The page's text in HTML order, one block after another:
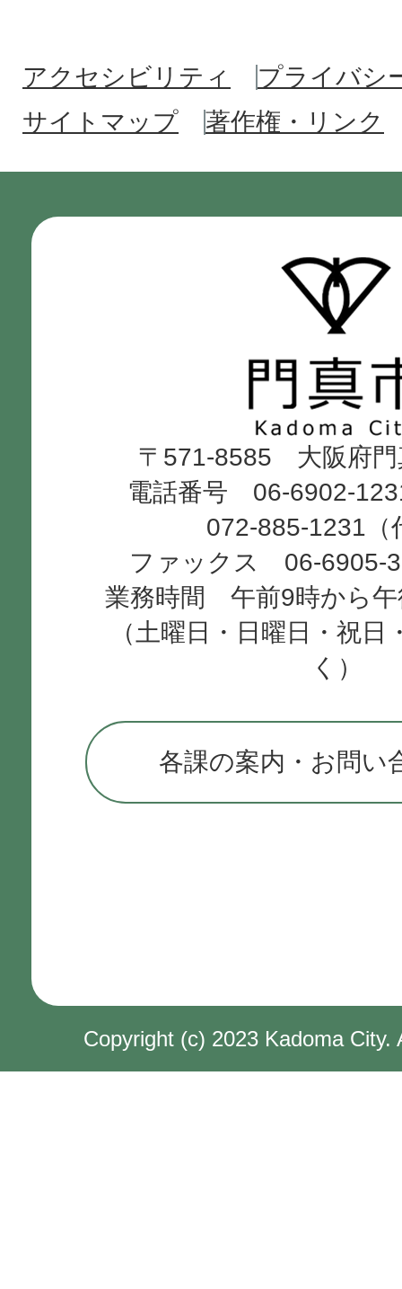
アクセシビリティ
プライバシ
サイトマップ
著作権・リンク
市
Kadoma
City
〒571-8585 大阪府門
電話番号 06-6902-
072-885-1231（
ファックス 06-6905-
業務時間 午前9時から午
（土曜日・日曜日・祝日
く）
各課の案内・お問い
Copyright (c) 2023 Kadoma City.